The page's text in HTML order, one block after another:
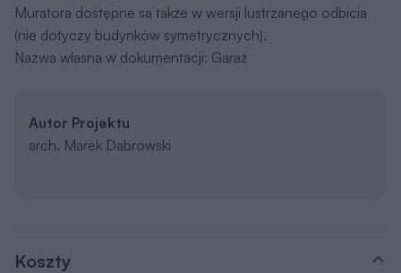
Muratora dostępne są także w wersji lustrzanego odbicia
(nie dotyczy budynków symetrycznych).
Nazwa własna w dokumentacji: Garaż
Autor Projektu
arch. Marek Dąbrowski
Koszty